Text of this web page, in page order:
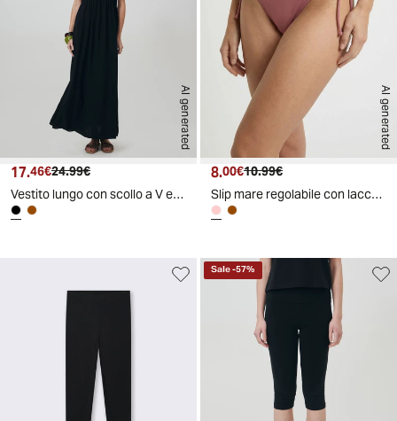
AI generated
Prezzo attuale
17.46€ Prezzo originale
24.99€
Vestito lungo con scollo a V e arricciato - Nero
AI generated
Prezzo attuale
8.00€ Prezzo originale
10.99€
Slip mare regolabile con laccetti - Rosa
Sale-57%